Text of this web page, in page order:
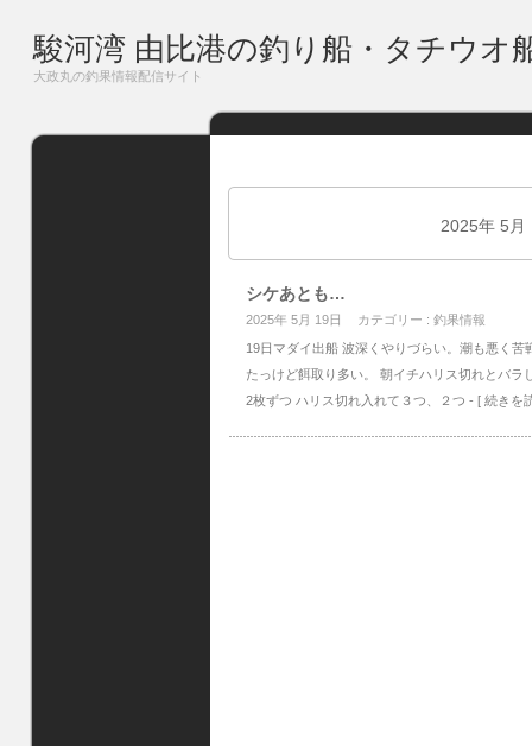
駿河湾 由比港の釣り船・タチウオ
大政丸の釣果情報配信サイト
2025年 5月
シケあとも…
2025年 5月 19日 カテゴリー : 釣果情報
19日マダイ出船 波深くやりづらい。潮も悪く
たっけど餌取り多い。 朝イチハリス切れとバ
2枚ずつ ハリス切れ入れて３つ、２つ - [ 続きを